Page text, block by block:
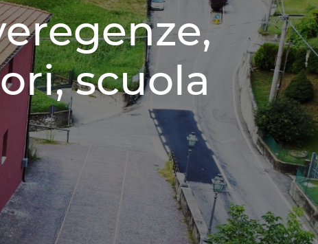
scuola